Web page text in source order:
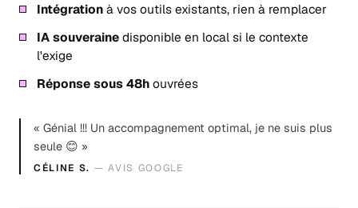
Intégrationà vos outils existants, rien à remplacer
IA souverainedisponible en local si le contexte
l'exige
Réponse sous 48houvrées
« Génial !!! Un accompagnement optimal, je ne suis plus
seule 😊 »
CÉLINE S. — AVIS GOOGLE